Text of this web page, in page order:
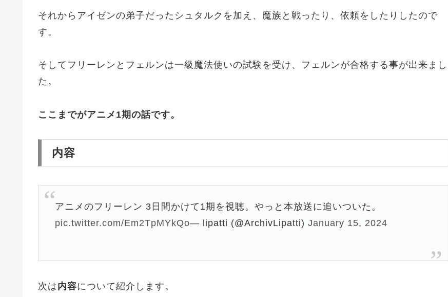
それからアイゼンの弟子だったシュタルクを加え、魔族と戦ったり、依頼をしたりしたので
す。
そしてフリーレンとフェルンは一級魔法使いの試験を受け、フェルンが合格する事が出来まし
た。
ここまでがアニメ1期の話です。
内容
アニメのフリーレン 3日間かけて1期を視聴。やっと本放送に追いついた。
pic.twitter.com/Em2TpMYkQo— lipatti (@ArchivLipatti)January 15, 2024
次は内容について紹介します。